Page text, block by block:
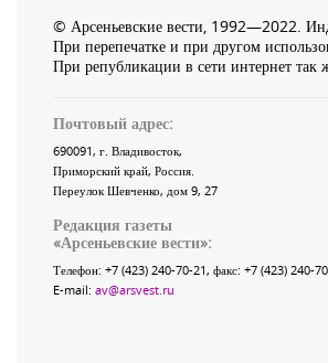
© Арсеньевские вести, 1992—2022.
При перепечатке и при другом
При републикации в сети интернет так
Почтовый адрес:
690091, г. Владивосток,
Приморский край, Россия.
Переулок Шевченко, дом 9, 27
Редакция газеты
«Арсеньевские вести»:
Телефон: +7 (423) 240-70-21, факс: +7 (423) 240-
E-mail: av@arsvest.ru